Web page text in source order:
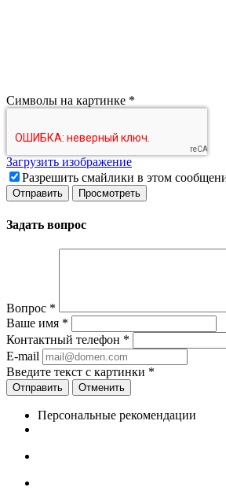
Символы на картинке *
Загрузить изображение
Разрешить смайлики в этом
Задать вопрос
Вопрос *
Ваше имя *
Контактный телефон *
E-mail
Введите текст с картинки *
Отменить
Персональные рекомендации